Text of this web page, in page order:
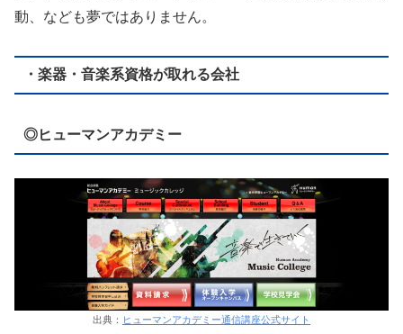
動、なども夢ではありません。
・楽器・音楽系資格が取れる会社
◎ヒューマンアカデミー
出典： ヒューマンアカデミー通信講座公式サイト